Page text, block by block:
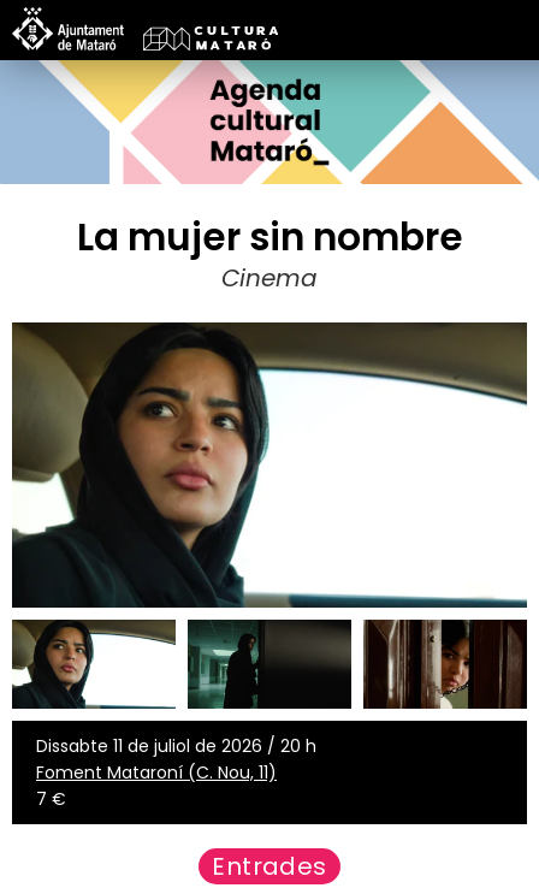
La mujer sin nombre
Cinema
Dissabte 11 de juliol de 2026 / 20 h
Foment Mataroní (C. Nou, 11)
7 €
Entrades